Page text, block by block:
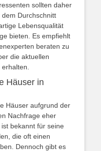
sollten daher
Durchschnitt
Lebensqualität
bieten. Es empfiehlt
beraten zu
die aktuellen
Häuser in
Häuser aufgrund der
Nachfrage eher
bekannt für seine
die oft einen
Dennoch gibt es